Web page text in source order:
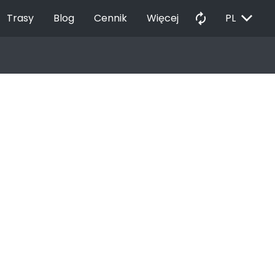
Trasy Blog Cennik Więcej autorenew PL EXPAND_MORE